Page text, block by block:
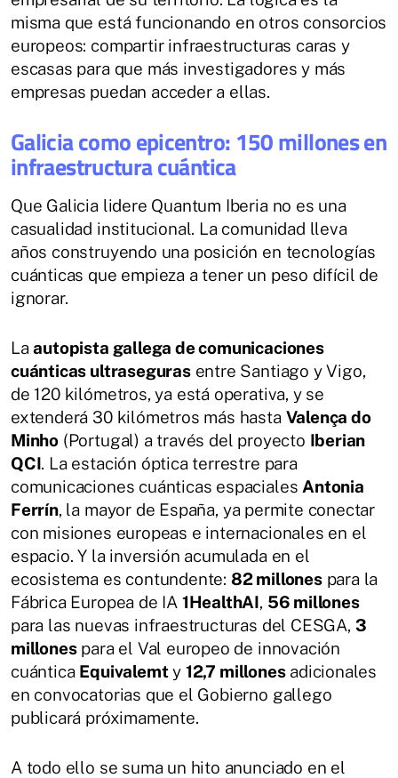
misma que está funcionando en otros consorcios
europeos: compartir infraestructuras caras y
escasas para que más investigadores y más
empresas puedan acceder a ellas.
Galicia como epicentro: 150 millones en
infraestructura cuántica
Que Galicia lidere Quantum Iberia no es una
casualidad institucional. La comunidad lleva
años construyendo una posición en tecnologías
cuánticas que empieza a tener un peso difícil de
ignorar.
Laautopista gallega de comunicaciones
cuánticas ultrasegurasentre Santiago y Vigo,
de 120 kilómetros, ya está operativa, y se
extenderá 30 kilómetros más hasta Valença do
Minho (Portugal) a través del proyecto Iberian
QCI. La estación óptica terrestre para
comunicaciones cuánticas espaciales Antonia
Ferrín, la mayor de España, ya permite conectar
con misiones europeas e internacionales en el
espacio. Y la inversión acumulada en el
ecosistema es contundente: 82 millonespara la
Fábrica Europea de IA 1HealthAI, 56 millones
para las nuevas infraestructuras del CESGA, 3
millonespara el Val europeo de innovación
cuántica Equivalemty 12,7 millonesadicionales
en convocatorias que el Gobierno gallego
publicará próximamente.
A todo ello se suma un hito anunciado en el